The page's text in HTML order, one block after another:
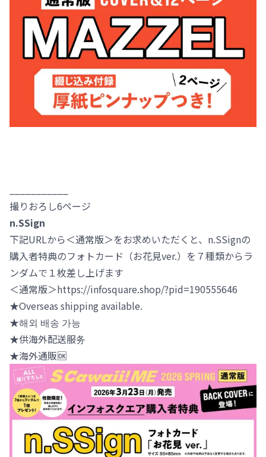
撮りおろし6ページ
n.SSign
下記URLから＜通常版＞をお求めいただくと、n.SSignの
購入者特典のフォトカード（お花見ver.）を７種類からラ
ンダムで１枚差し上げます
＜通常版＞https://infosquare.shop/?pid=190555646
★️Overseas shipping available.
★️해외 배송 가능
★️供海外配送服务
★️海外通販🆗